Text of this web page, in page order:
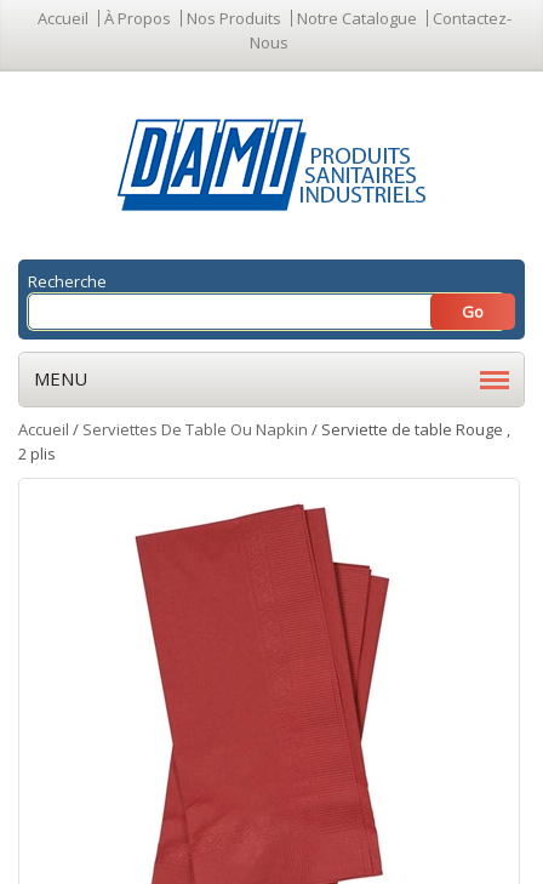
Accueil À Propos Nos Produits Notre Catalogue
Contactez-
Nous
Recherche
MENU
Accueil / Serviettes De Table Ou Napkin / Serviette de table Rouge ,
2 plis